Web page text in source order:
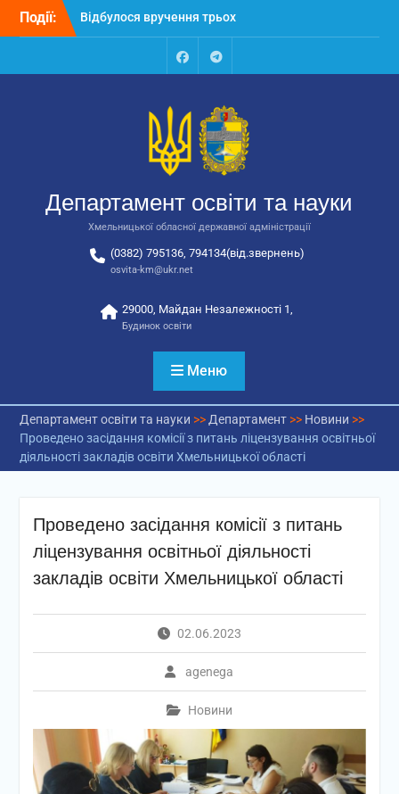
Перейти
Події:
Відбулося вручення трьох
автобусів для потреб
Відбулося засідання
освіти та науки обласної
державної адміністрації
Відбулась обласна
національно-патріотичне
виховання
FacebookTalegram
Департамент освіти та науки
Хмельницької обласної державної адміністрації
(0382) 795136, 794134(від.звернень)
osvita-km@ukr.net
29000, Майдан Незалежності 1,
Будинок освіти
Меню
Департамент освіти та науки >> Департамент>> Новини >>
Проведено засідання комісії з питань ліцензування освітньої
діяльності закладів освіти Хмельницької області
Проведено засідання комісії з питань
ліцензування освітньої діяльності
закладів освіти Хмельницької області
02.06.2023
agenega
Новини